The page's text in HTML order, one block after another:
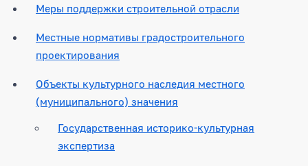
Меры поддержки строительной отрасли
Местные нормативы градостроительного
проектирования
Объекты культурного наследия местного
(муниципального) значения
Государственная историко-культурная
экспертиза